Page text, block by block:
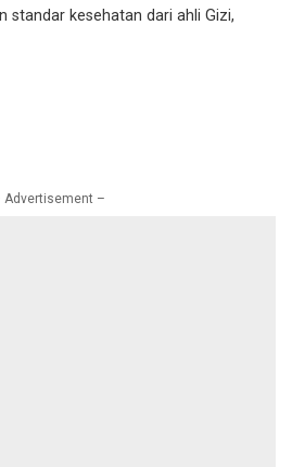
standar kesehatan dari ahli Gizi,
Advertisement –